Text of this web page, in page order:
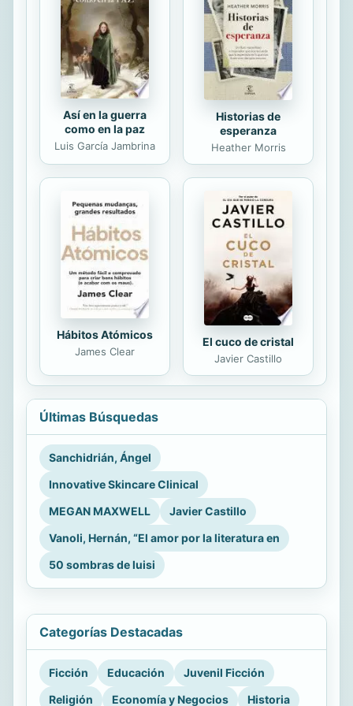
hombre que, cargado de sarcasmo,
filosofa sobre lo que supone estar
lejos de casa y perderlo todo por el
exilio...
Así en la guerra
como en la paz
Luis García Jambrina
Historias de
esperanza
Heather Morris
Hábitos Atómicos
James Clear
El cuco de cristal
Javier Castillo
Últimas Búsquedas
Sanchidrián, Ángel
Innovative Skincare Clinical
MEGAN MAXWELL
Javier Castillo
Vanoli, Hernán, “El amor por la literatura en
50 sombras de luisi
Categorías Destacadas
Ficción Educación
Juvenil Ficción
Religión
Economía y Negocios Historia